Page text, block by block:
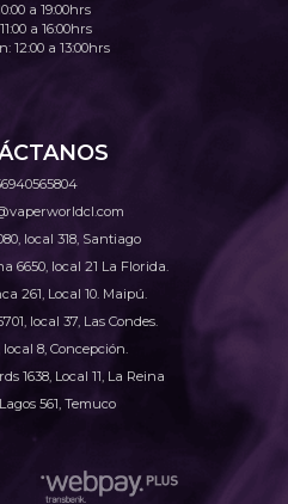
a 19:00hrs
a 16:00hrs
12:00 a 13:00hrs
local 318, Santiago
6650, local 21 La Florida.
261, Local 10. Maipú.
local 37, Las Condes.
8, Concepción.
1638, Local 11, La Reina
561, Temuco